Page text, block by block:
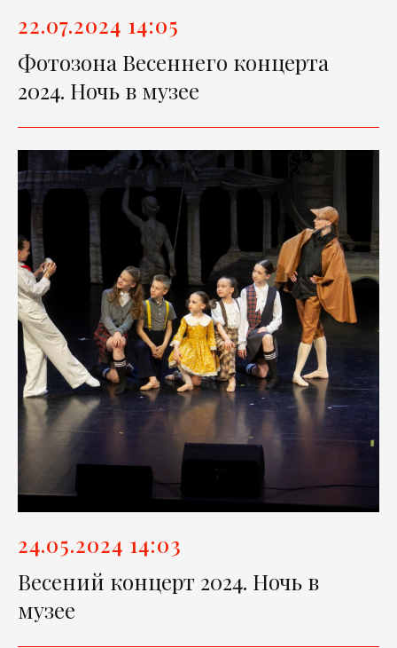
22.07.2024 14:05
Фотозона Весеннего концерта
2024. Ночь в музее
24.05.2024 14:03
Весений концерт 2024. Ночь в
музее